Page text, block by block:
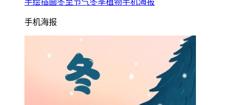
手机海报